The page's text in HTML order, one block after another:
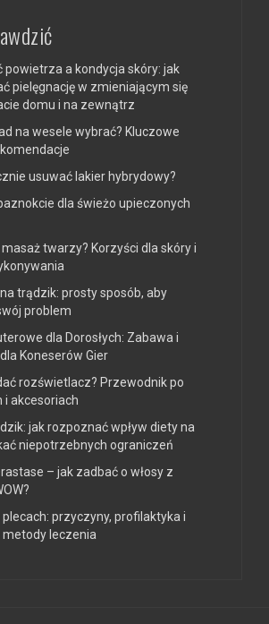
powietrza a kondycja skóry: jak
pielęgnację w zmieniającym się
domu i na zewnątrz
na wesele wybrać? Kluczowe
usuwać lakier hybrydowy?
dla świeżo upieczonych
masaż twarzy? Korzyści dla skóry i
trądzik: prosty sposób, aby
problem
dla Dorosłych: Zabawa i
Koneserów Gier
rozświetlacz? Przewodnik po
i akcesoriach
jak rozpoznać wpływ diety na
niepotrzebnych ograniczeń
– jak zadbać o włosy z
przyczyny, profilaktyka i
leczenia